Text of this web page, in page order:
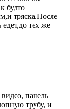
будто
тряска.После
тех же
панель
трубу, и